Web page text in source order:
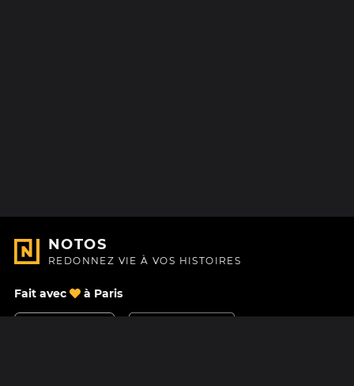
NOTOS
REDONNEZ VIE À VOS HISTOIRES
Fait avec à Paris